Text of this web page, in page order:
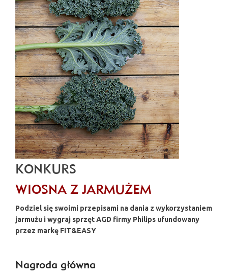
KONKURS
WIOSNA Z JARMUŻEM
Podziel się swoimi przepisami na dania z wykorzystaniem
jarmużu i wygraj sprzęt AGD firmy Philips ufundowany
przez markę FIT&EASY
Nagroda główna